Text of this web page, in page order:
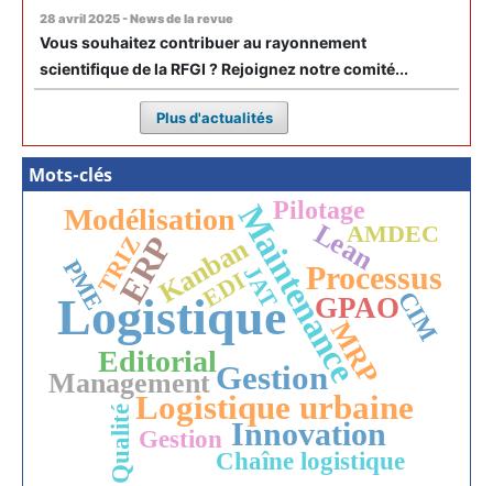
28 avril 2025 - News de la revue
Vous souhaitez contribuer au rayonnement
scientifique de la RFGI ? Rejoignez notre comité...
Plus d'actualités
Mots-clés
LogistiqueMaintenance
Gestion
ERP
Logistique urbaine
Processus
Innovation
Editorial
Modélisation
GPAO
Kanban
MRP
Management
Lean
Pilotage
Chaîne logistique
CIM
Gestion
Qualité
TRIZ
PME EDIJAT
AMDEC